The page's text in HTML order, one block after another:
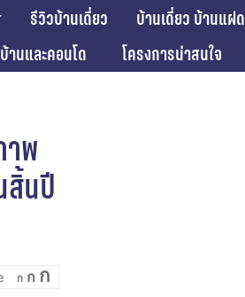
รีวิวบ้านเดี่ยว
บ้านเดี่ยว บ้านแฝด
านและคอนโด โครงการน่าสนใจ
พ
สิ้นปี
ก
Decrease
font
size.
ก Reset
font
ก